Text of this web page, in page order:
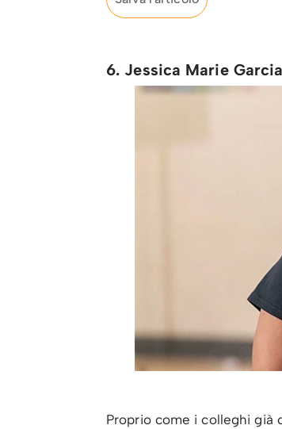
6. Jessica Marie
Proprio come i colleghi già